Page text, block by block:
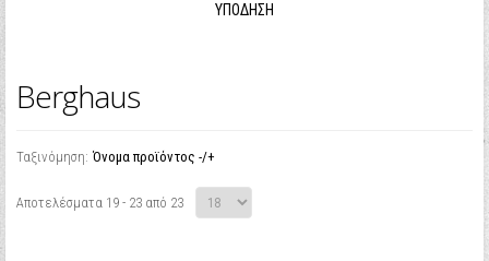
ΥΠΌΔΗΣΗ
Berghaus
Ταξινόμηση: Όνομα προϊόντος -/+
Αποτελέσματα 19 - 23 από 23